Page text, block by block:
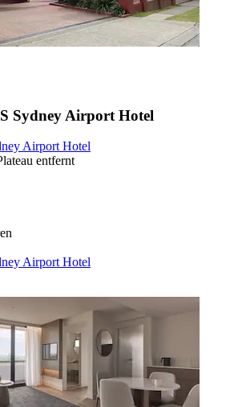
Sydney Airport Hotel
Airport Hotel
entfernt
Airport Hotel